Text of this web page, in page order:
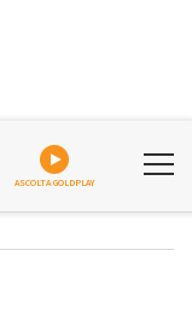
ASCOLTA GOLDPLAY